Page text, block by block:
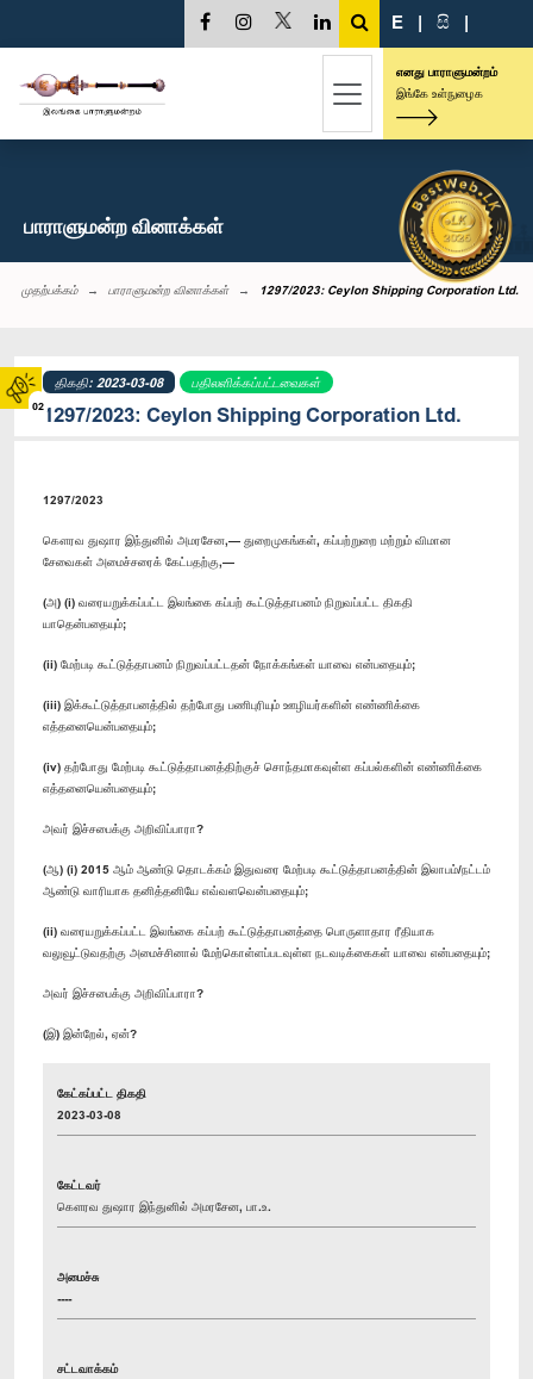
02
E | සි |
எனது பாராளுமன்றம்
இங்கே உள்நுழைக
பாராளுமன்ற வினாக்கள்
முதற்பக்கம் பாராளுமன்ற வினாக்கள் 1297/2023: Ceylon Shipping Corporation Ltd.
திகதி: 2023-03-08 பதிலளிக்கப்பட்டவைகள்
1297/2023: Ceylon Shipping Corporation Ltd.
1297/2023
கௌரவ துஷார இந்துனில் அமரசேன,— துறைமுகங்கள், கப்பற்றுறை மற்றும் விமான
சேவைகள் அமைச்சரைக் கேட்பதற்கு,—
(அ) (i) வரையறுக்கப்பட்ட இலங்கை கப்பற் கூட்டுத்தாபனம் நிறுவப்பட்ட திகதி
யாதென்பதையும்;
(ii) மேற்படி கூட்டுத்தாபனம் நிறுவப்பட்டதன் நோக்கங்கள் யாவை என்பதையும்;
(iii) இக்கூட்டுத்தாபனத்தில் தற்போது பணிபுரியும் ஊழியர்களின் எண்ணிக்கை
எத்தனையென்பதையும்;
(iv) தற்போது மேற்படி கூட்டுத்தாபனத்திற்குச் சொந்தமாகவுள்ள கப்பல்களின் எண்ணிக்கை
எத்தனையென்பதையும்;
அவர் இச்சபைக்கு அறிவிப்பாரா?
(ஆ) (i) 2015 ஆம் ஆண்டு தொடக்கம் இதுவரை மேற்படி கூட்டுத்தாபனத்தின் இலாபம்/நட்டம்
ஆண்டு வாரியாக தனித்தனியே எவ்வளவென்பதையும்;
(ii) வரையறுக்கப்பட்ட இலங்கை கப்பற் கூட்டுத்தாபனத்தை பொருளாதார ரீதியாக
வலுவூட்டுவதற்கு அமைச்சினால் மேற்கொள்ளப்படவுள்ள நடவடிக்கைகள் யாவை என்பதையும்;
அவர் இச்சபைக்கு அறிவிப்பாரா?
(இ) இன்றேல், ஏன்?
கேட்கப்பட்ட திகதி
2023-03-08
கேட்டவர்
கௌரவ துஷார இந்துனில் அமரசேன, பா.உ.
அமைச்சு
----
சட்டவாக்கம்